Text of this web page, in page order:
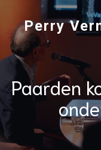
Perry
Paarden